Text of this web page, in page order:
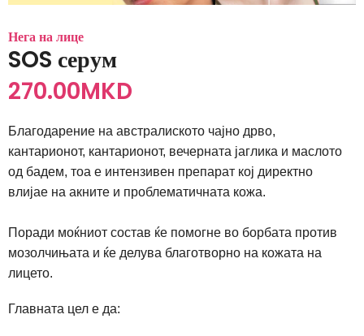
Нега на лице
SOS серум
270.00MKD
Благодарение на австралиското чајно дрво,
кантарионот, кантарионот, вечерната јаглика и маслото
од бадем, тоа е интензивен препарат кој директно
влијае на акните и проблематичната кожа.
Поради моќниот состав ќе помогне во борбата против
мозолчињата и ќе делува благотворно на кожата на
лицето.
Главната цел е да: